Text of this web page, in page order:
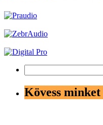
Kövess